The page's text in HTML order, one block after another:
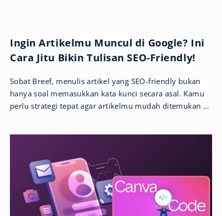
Ingin Artikelmu Muncul di Google? Ini
Cara Jitu Bikin Tulisan SEO-Friendly!
Sobat Breef, menulis artikel yang SEO-friendly bukan
hanya soal memasukkan kata kunci secara asal. Kamu
perlu strategi tepat agar artikelmu mudah ditemukan di